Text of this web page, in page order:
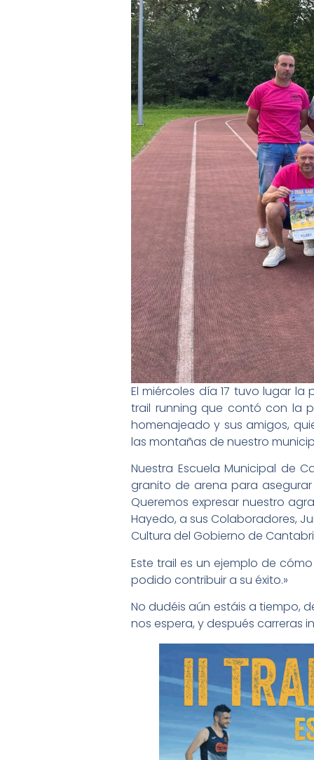
El miércoles día 17 tuvo lugar la
trail running que contó con la
homenajeado y sus amigos,
las montañas de nuestro
Nuestra Escuela Municipal de
granito de arena para
Queremos expresar nuestro
Hayedo, a sus Colaboradores,
Cultura del Gobierno de
Este trail es un ejemplo de
podido contribuir a su éxito.»
No dudéis aún estáis a tiempo,
nos espera, y después carreras